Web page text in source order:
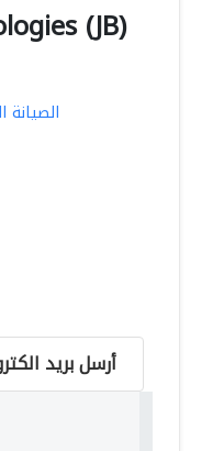
(JB)
الصيانة
أرسل بريد